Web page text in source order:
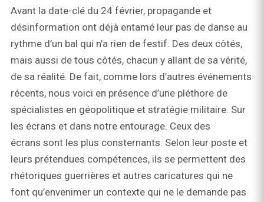
Avant la date-clé du 24 février, propagande et
désinformation ont déjà entamé leur pas de danse au
rythme d’un bal qui n’a rien de festif. Des deux côtés,
mais aussi de tous côtés, chacun y allant de sa vérité,
de sa réalité. De fait, comme lors d’autres événements
récents, nous voici en présence d’une pléthore de
spécialistes en géopolitique et stratégie militaire. Sur
les écrans et dans notre entourage. Ceux des
écrans sont les plus consternants. Selon leur poste et
leurs prétendues compétences, ils se permettent des
rhétoriques guerrières et autres caricatures qui ne
font qu’envenimer un contexte qui ne le demande pas